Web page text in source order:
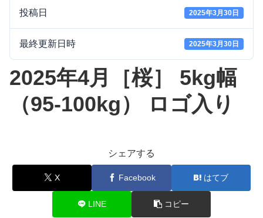
投稿日 2025年3月30日
最終更新日時 2025年3月30日
2025年4月［桜］ 5kg幅
（95-100kg） ロゴ入り
シェアする
X Facebook はてブ
LINE コピー